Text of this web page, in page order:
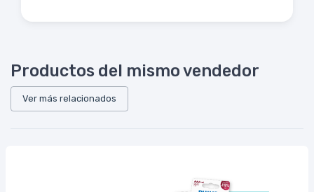
Productos del mismo vendedor
Ver más relacionados